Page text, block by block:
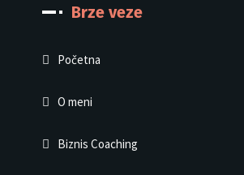
Brze veze
Početna
O meni
Biznis Coaching